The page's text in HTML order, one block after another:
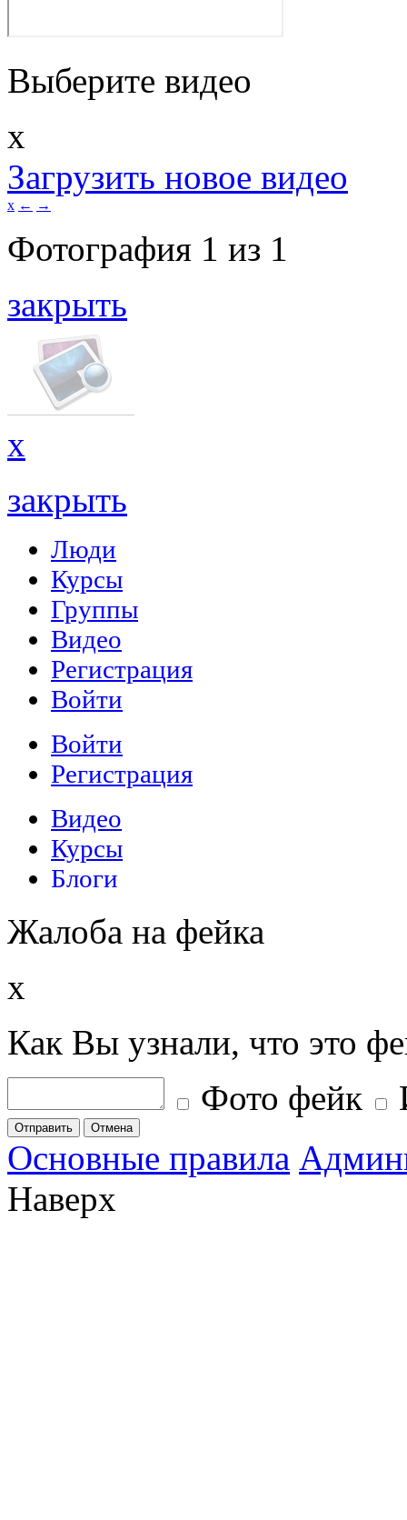
Выберите видео
x
Загрузить новое видео
x ← →
Фотография 1 из 1
закрыть
x
закрыть
Жалоба на фейка
x
Как Вы узнали, что это
Фото фейк
Отправить Отмена
Основные правила
Наверх